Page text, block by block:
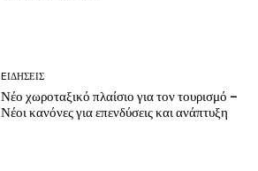
EΙΔΗΣΕΙΣ
Νέο χωροταξικό πλαίσιο για τον τουρισμό –
Νέοι κανόνες για επενδύσεις και ανάπτυξη